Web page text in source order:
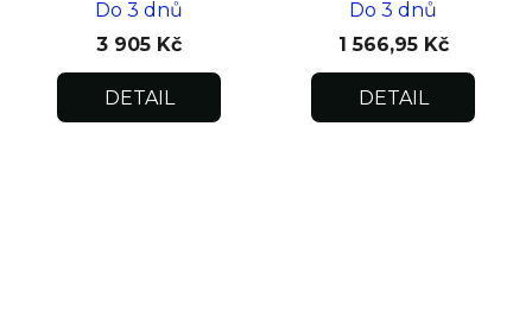
Do 3 dnů
3 905 Kč
DETAIL
Do 3 dnů
1 566,95 Kč
DETAIL